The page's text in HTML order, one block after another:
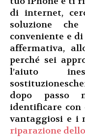
di internet,
soluzione
conveniente e
affermativa,
perché sei
l’aiuto
dopo passo
identificare
vantaggiosi e i
riparazione